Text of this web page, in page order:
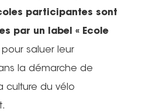
participantes sont
par un label « Ecole
pour saluer leur
la démarche de
culture du vélo